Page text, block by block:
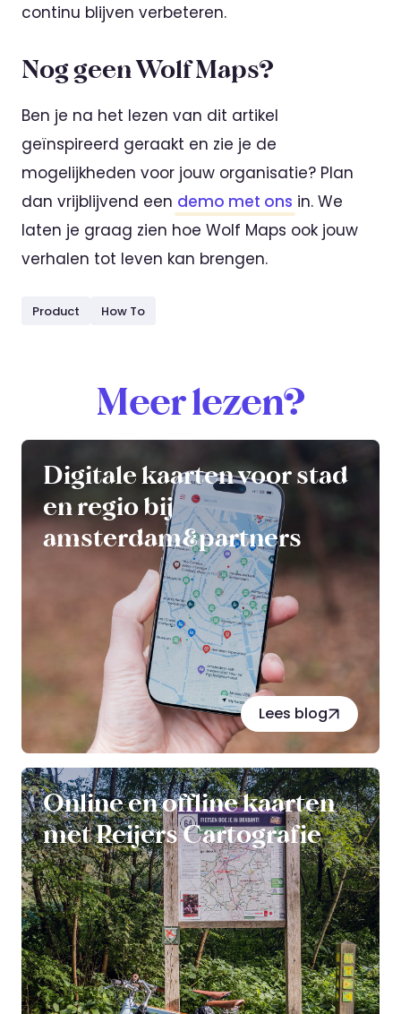
continu blijven verbeteren.
Nog geen Wolf Maps?
Ben je na het lezen van dit artikel
geïnspireerd geraakt en zie je de
mogelijkheden voor jouw organisatie? Plan
dan vrijblijvend een demo met ons in. We
laten je graag zien hoe Wolf Maps ook jouw
verhalen tot leven kan brengen.
Product How To
Meer lezen?
Digitale kaarten voor stad
en regio bij
amsterdam&partners
Lees blog
Online en offline kaarten
met Reijers Cartografie